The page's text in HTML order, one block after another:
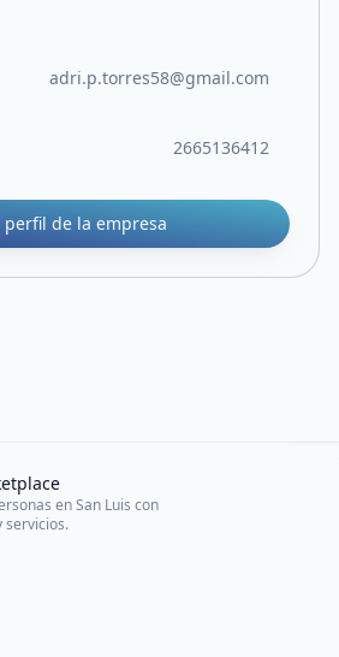
adri.p.torres58@gmail.com
2665136412
perfil de la empresa
en San Luis con
servicios.